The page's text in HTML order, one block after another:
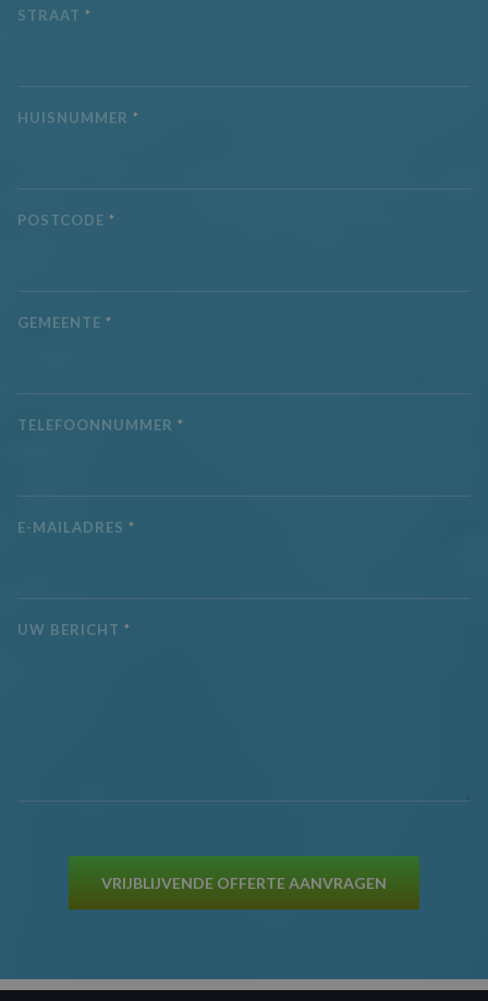
STRAAT *
HUISNUMMER *
POSTCODE *
GEMEENTE *
TELEFOONNUMMER *
E-MAILADRES *
UW BERICHT *
VRIJBLIJVENDE OFFERTE AANVRAGEN